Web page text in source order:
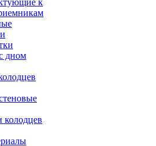
к
дном